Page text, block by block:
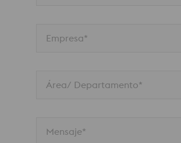
Empresa*
Área/ Departamento*
Mensaje*